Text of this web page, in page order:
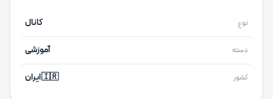
نوع کانال
دسته آموزشی
کشور 🇮🇷 ایران